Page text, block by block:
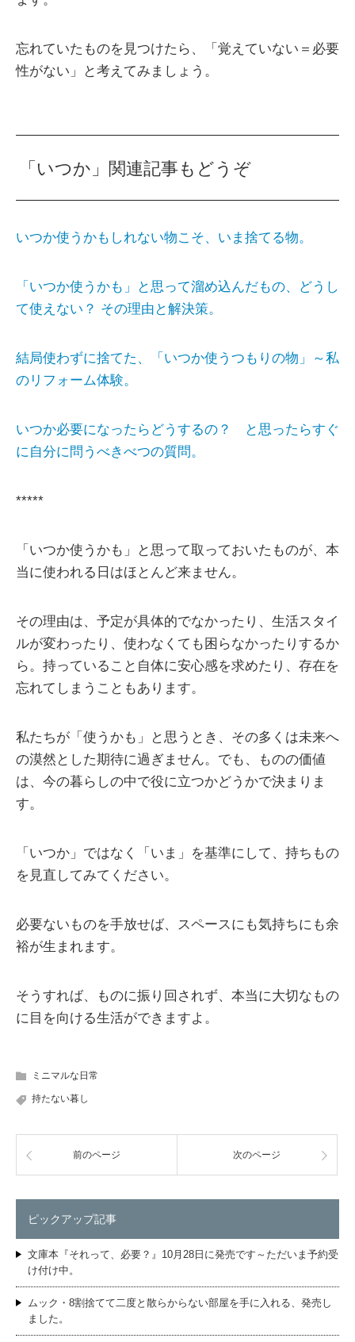
忘れていたものを見つけたら、「覚えていない＝必要
性がない」と考えてみましょう。
「いつか」関連記事もどうぞ
いつか使うかもしれない物こそ、いま捨てる物。
「いつか使うかも」と思って溜め込んだもの、どうし
て使えない？ その理由と解決策。
結局使わずに捨てた、「いつか使うつもりの物」～私
のリフォーム体験。
いつか必要になったらどうするの？ と思ったらすぐ
に自分に問うべきべつの質問。
*****
「いつか使うかも」と思って取っておいたものが、本
当に使われる日はほとんど来ません。
その理由は、予定が具体的でなかったり、生活スタイ
ルが変わったり、使わなくても困らなかったりするか
ら。持っていること自体に安心感を求めたり、存在を
忘れてしまうこともあります。
私たちが「使うかも」と思うとき、その多くは未来へ
の漠然とした期待に過ぎません。でも、ものの価値
は、今の暮らしの中で役に立つかどうかで決まりま
す。
「いつか」ではなく「いま」を基準にして、持ちもの
を見直してみてください。
必要ないものを手放せば、スペースにも気持ちにも余
裕が生まれます。
そうすれば、ものに振り回されず、本当に大切なもの
に目を向ける生活ができますよ。
ミニマルな日常
持たない暮し
前のページ 次のページ
ピックアップ記事
文庫本『それって、必要？』10月28日に発売です～ただいま予約受
け付け中。
ムック・8割捨てて二度と散らからない部屋を手に入れる、発売し
ました。